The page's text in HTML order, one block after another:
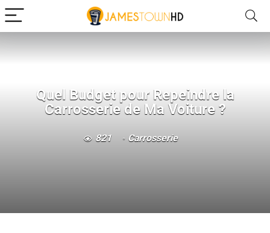
Quel Budget pour Repeindre la
Carrosserie de Ma Voiture ?
821 Carrosserie